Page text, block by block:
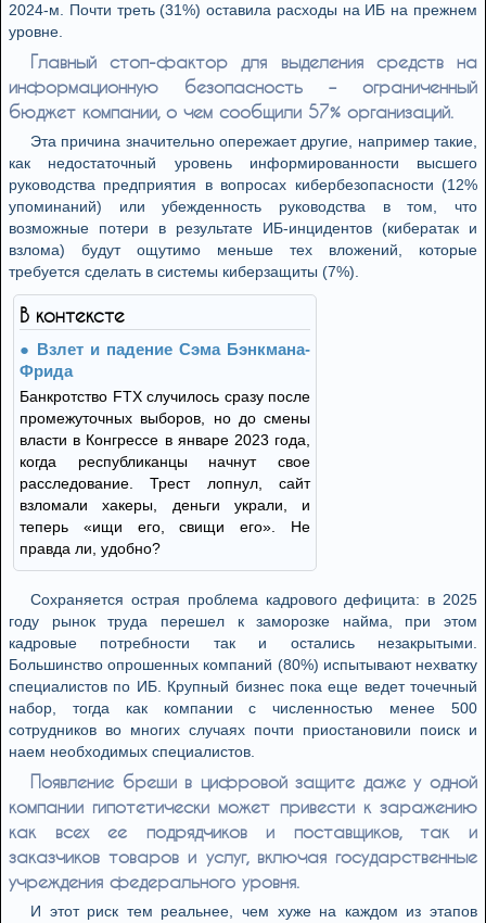
2024-м. Почти треть (31%) оставила расходы на ИБ на прежнем
уровне.
Главный стоп-фактор для выделения средств на
информационную безопасность – ограниченный
бюджет компании, о чем сообщили 57% организаций.
Эта причина значительно опережает другие, например такие,
как недостаточный уровень информированности высшего
руководства предприятия в вопросах кибербезопасности (12%
упоминаний) или убежденность руководства в том, что
возможные потери в результате ИБ-инцидентов (кибератак и
взлома) будут ощутимо меньше тех вложений, которые
требуется сделать в системы киберзащиты (7%).
В контексте
Взлет и падение Сэма Бэнкмана-
Фрида
Банкротство FTX случилось сразу после
промежуточных выборов, но до смены
власти в Конгрессе в январе 2023 года,
когда республиканцы начнут свое
расследование. Трест лопнул, сайт
взломали хакеры, деньги украли, и
теперь «ищи его, свищи его». Не
правда ли, удобно?
Сохраняется острая проблема кадрового дефицита: в 2025
году рынок труда перешел к заморозке найма, при этом
кадровые потребности так и остались незакрытыми.
Большинство опрошенных компаний (80%) испытывают нехватку
специалистов по ИБ. Крупный бизнес пока еще ведет точечный
набор, тогда как компании с численностью менее 500
сотрудников во многих случаях почти приостановили поиск и
наем необходимых специалистов.
Появление бреши в цифровой защите даже у одной
компании гипотетически может привести к заражению
как всех ее подрядчиков и поставщиков, так и
заказчиков товаров и услуг, включая государственные
учреждения федерального уровня.
И этот риск тем реальнее, чем хуже на каждом из этапов